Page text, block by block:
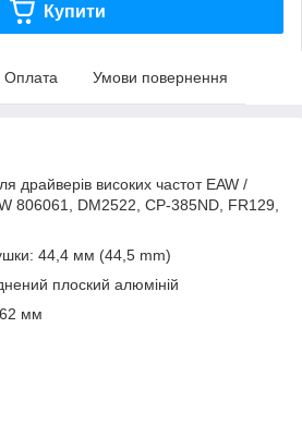
Купити
Оплата Умови повернення
драйверів високих частот EAW /
806061, DM2522, CP-385ND, FR129,
44,4 мм (44,5 mm)
плоский алюміній
62 мм